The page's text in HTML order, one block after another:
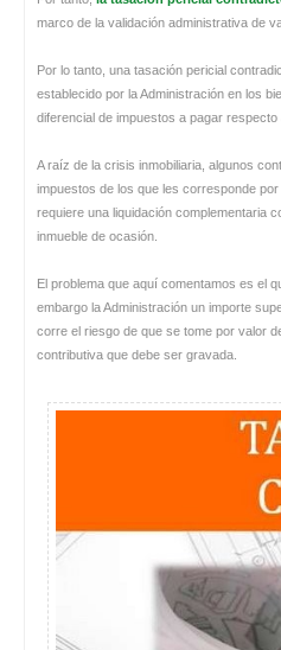
marco de la validación administrativa de
Por lo tanto, una tasación pericial
establecido por la Administración en los
diferencial de impuestos a pagar
A raíz de la crisis inmobiliaria, algunos
impuestos de los que les corresponde
requiere una liquidación complementaria
inmueble de ocasión.
El problema que aquí comentamos es el
embargo la Administración un importe
corre el riesgo de que se tome por valor
contributiva que debe ser gravada.